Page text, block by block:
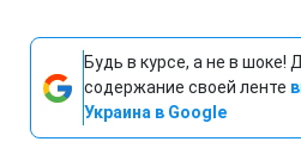
Будь в курсе, а не в шоке!
содержание своей ленте
Украина в Google